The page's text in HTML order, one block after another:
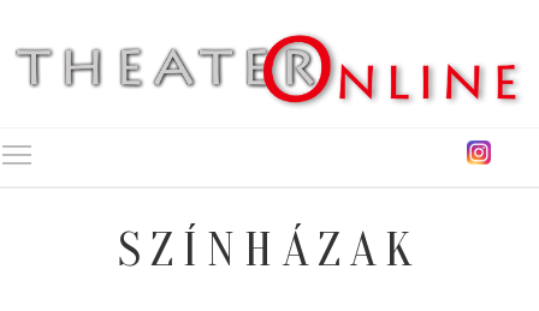
SZÍNHÁZAK